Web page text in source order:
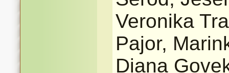
Veronika
Pajor,
Diana